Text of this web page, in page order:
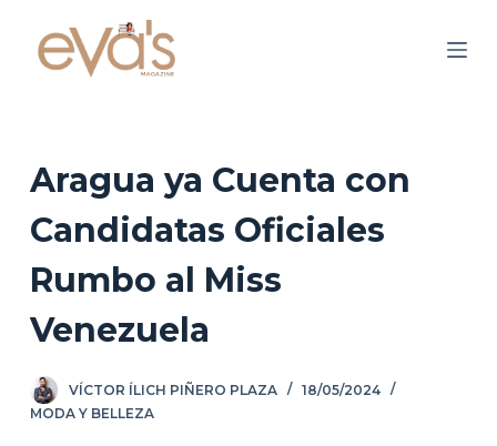
a
n
n
Aragua ya Cuenta con
Candidatas Oficiales
Rumbo al Miss
Venezuela
VÍCTOR ÍLICH PIÑERO PLAZA
18/05/2024
MODA Y BELLEZA